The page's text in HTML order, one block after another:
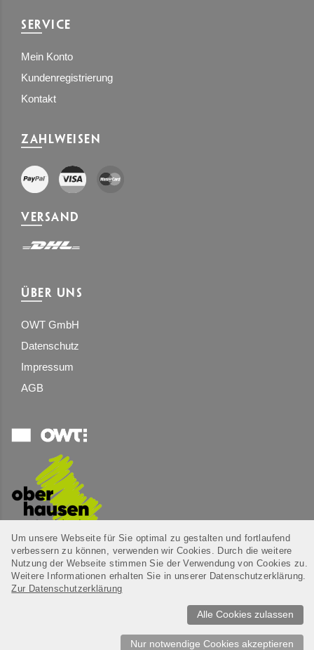
SERVICE
Mein Konto
Kundenregistrierung
Kontakt
ZAHLWEISEN
VERSAND
ÜBER UNS
OWT GmbH
Datenschutz
Impressum
AGB
2026 Umsetzung und DesignLMS Sport GmbH
Um unsere Webseite für Sie optimal zu gestalten und fortlaufend
verbessern zu können, verwenden wir Cookies. Durch die weitere
Nutzung der Webseite stimmen Sie der Verwendung von Cookies zu.
Weitere Informationen erhalten Sie in unserer Datenschutzerklärung.
Zur Datenschutzerklärung
Alle Cookies zulassen
Nur notwendige Cookies akzeptieren